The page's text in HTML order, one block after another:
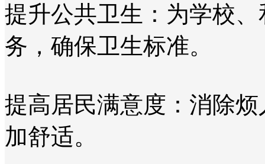
提升公共卫生：为学校
务，确保卫生标准。
提高居民满意度：消除
加舒适。